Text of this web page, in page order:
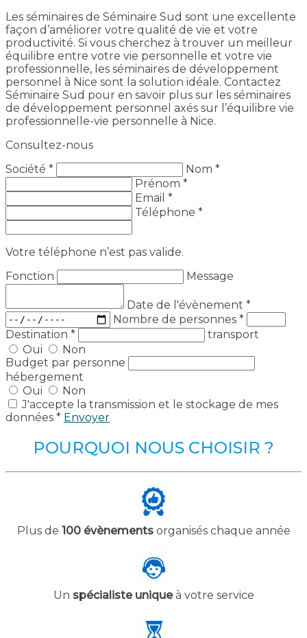
Les séminaires de Séminaire Sud sont une excellente
façon d’améliorer votre qualité de vie et votre
productivité. Si vous cherchez à trouver un meilleur
équilibre entre votre vie personnelle et votre vie
professionnelle, les séminaires de développement
personnel à Nice sont la solution idéale. Contactez
Séminaire Sud pour en savoir plus sur les séminaires
de développement personnel axés sur l’équilibre vie
professionnelle-vie personnelle à Nice.
Consultez-nous
Société *
Nom *
Prénom *
Email *
Téléphone *
Votre téléphone n’est pas valide.
Fonction
Message
Date de l'évènement *
Nombre de personnes *
Destination *
transport
Oui
Non
Budget par personne
hébergement
Oui
Non
J'accepte la transmission et le stockage de mes
données * Envoyer
POURQUOI NOUS CHOISIR ?
Plus de 100 évènementsorganisés chaque année
Un spécialiste uniqueà votre service